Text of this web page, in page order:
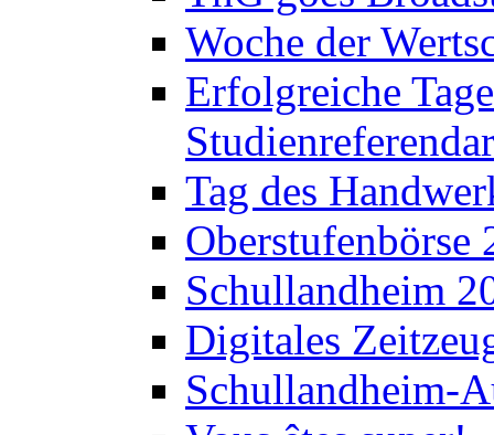
Woche der
Erfolgreiche
Tag des
Oberstufenbörse
Schullandheim
Digitales
Schullandheim-